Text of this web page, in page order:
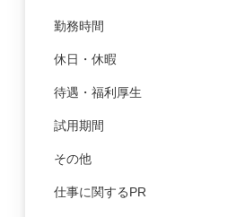
勤務時間
休日・休暇
待遇・福利厚生
試用期間
その他
仕事に関するPR